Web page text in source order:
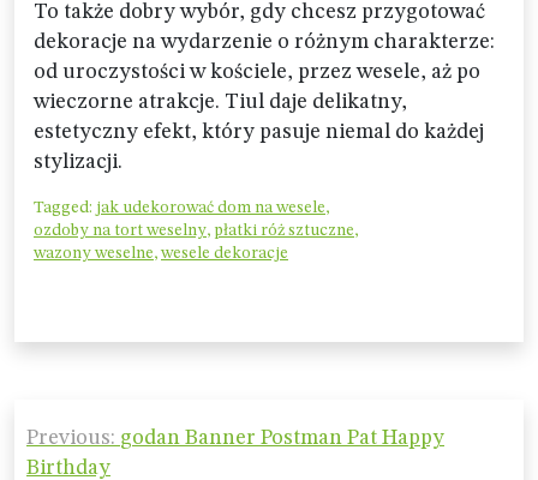
To także dobry wybór, gdy chcesz przygotować
dekoracje na wydarzenie o różnym charakterze:
od uroczystości w kościele, przez wesele, aż po
wieczorne atrakcje. Tiul daje delikatny,
estetyczny efekt, który pasuje niemal do każdej
stylizacji.
Tagged: jak udekorować dom na wesele,
ozdoby na tort weselny, płatki róż sztuczne,
wazony weselne, wesele dekoracje
Nawigacja
wpisu
Previous: godan Banner Postman Pat Happy
Birthday